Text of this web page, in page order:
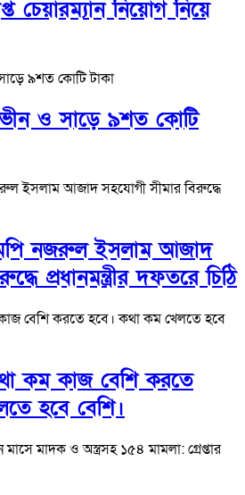
চেয়ারম্যান নিয়োগ নিয়ে
ও সাড়ে ৯শত কোটি
নজরুল ইসলাম আজাদ
প্রধানমন্ত্রীর দফতরে চিঠি
কম কাজ বেশি করতে
হবে বেশি।